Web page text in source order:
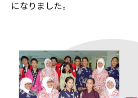
になりました。